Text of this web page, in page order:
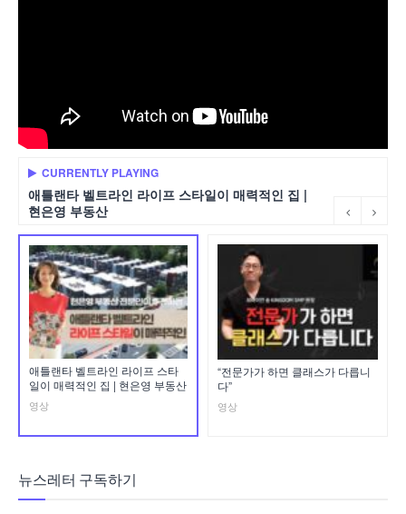
CURRENTLY PLAYING
애틀랜타 벨트라인 라이프 스타일이 매력적인 집 |
현은영 부동산
애틀랜타 벨트라인 라이프 스타
일이 매력적인 집 | 현은영 부동산
영상
“전문가가 하면 클래스가 다릅니
다”
영상
뉴스레터 구독하기